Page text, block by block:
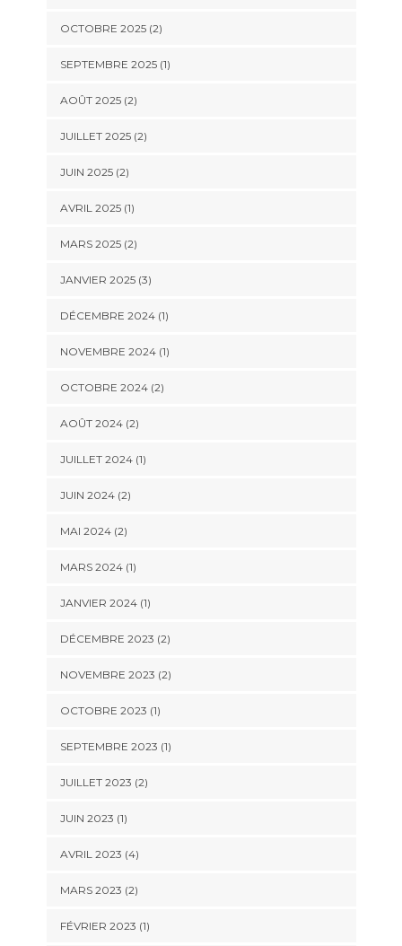
OCTOBRE 2025(2)
SEPTEMBRE 2025(1)
AOÛT 2025(2)
JUILLET 2025(2)
JUIN 2025(2)
AVRIL 2025(1)
MARS 2025(2)
JANVIER 2025(3)
DÉCEMBRE 2024(1)
NOVEMBRE 2024(1)
OCTOBRE 2024(2)
AOÛT 2024(2)
JUILLET 2024(1)
JUIN 2024(2)
MAI 2024(2)
MARS 2024(1)
JANVIER 2024(1)
DÉCEMBRE 2023 (2)
NOVEMBRE 2023 (2)
OCTOBRE 2023 (1)
SEPTEMBRE 2023 (1)
JUILLET 2023 (2)
JUIN 2023 (1)
AVRIL 2023 (4)
MARS 2023 (2)
FÉVRIER 2023 (1)